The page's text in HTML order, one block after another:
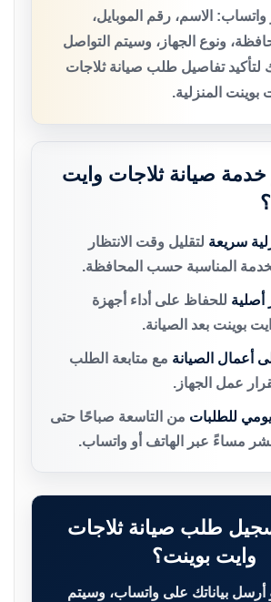
واتساب: الاسم، رقم الموبايل،
ونوع الجهاز، وسيتم التواصل
لتأكيد تفاصيل طلب صيانة ثلاجات
بوينت المنزلية.
خدمة صيانة ثلاجات وايت
سريعة لتقليل وقت الانتظار
المناسبة حسب المحافظة.
أصلية للحفاظ على أداء أجهزة
بوينت بعد الصيانة.
أعمال الصيانة مع متابعة الطلب
عمل الجهاز.
للطلبات من التاسعة صباحًا حتى
عشر مساءً عبر الهاتف أو واتساب.
طلب صيانة ثلاجات
وايت بوينت؟
أرسل بياناتك على واتساب، وسيتم